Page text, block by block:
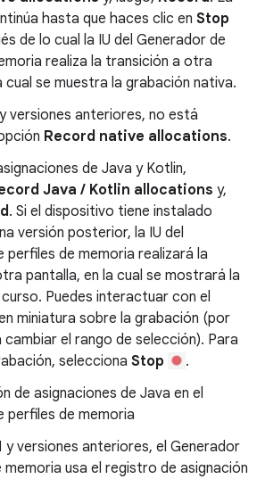
hasta que haces clic en Stop
de lo cual la IU del Generador de
realiza la transición a otra
cual se muestra la grabación nativa.
versiones anteriores, no está
Record native allocations.
de Java y Kotlin,
Java / Kotlin allocations y,
. Si el dispositivo tiene instalado
versión posterior, la IU del
perfiles de memoria realizará la
pantalla, en la cual se mostrará la
Puedes interactuar con el
miniatura sobre la grabación (por
cambiar el rango de selección). Para
selecciona Stop .
y versiones anteriores, el Generador
memoria usa el registro de asignación